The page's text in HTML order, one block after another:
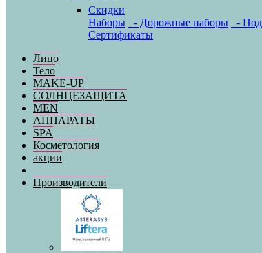
Скидки
Наборы
- Дорожные наборы
-
Сертификаты
Лицо
Тело
MAKE-UP
СОЛНЦЕЗАЩИТА
MEN
АППАРАТЫ
SPA
Косметология
акции
Производители